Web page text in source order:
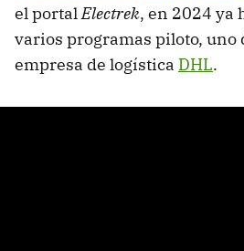
el portalElectrek, en 2024 ya
varios programas piloto, uno
empresa de logística DHL.